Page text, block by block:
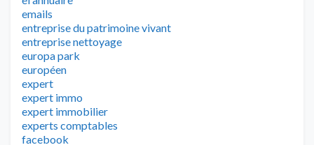
emails
entreprise du patrimoine vivant
entreprise nettoyage
europa park
européen
expert
expert immo
expert immobilier
experts comptables
facebook